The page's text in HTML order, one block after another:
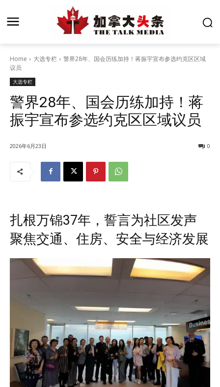
Home 大选专栏
警界28年、国会历练加持！蒋振宇宣布参选约克区区域
议员
大选专栏
警界28年、国会历练加持！蒋
振宇宣布参选约克区区域议员
2026年6月23日 0
扎根万锦37年，誓言为社区发声
聚焦交通、住房、安全与经济发展